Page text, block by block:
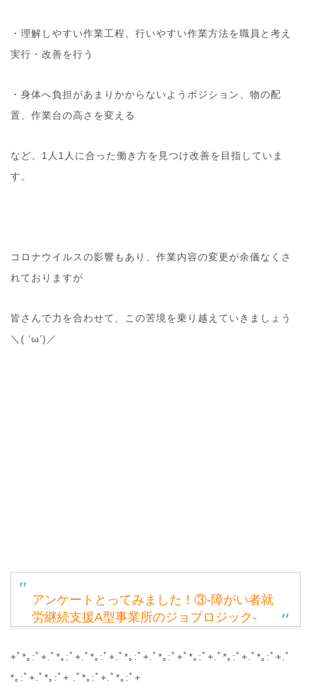
・理解しやすい作業工程、行いやすい作業方法を職員と考え
実行・改善を行う
・身体へ負担があまりかからないようポジション、物の配
置、作業台の高さを変える
など、1人1人に合った働き方を見つけ改善を目指していま
す。
コロナウイルスの影響もあり、作業内容の変更が余儀なくさ
れておりますが
皆さんで力を合わせて、この苦境を乗り越えていきましょう
＼( ‘ω’)／
アンケートとってみました！③-障がい者就
労継続支援A型事業所のジョブロジック-
+ﾟ*｡:ﾟ+.ﾟ*｡:ﾟ+.ﾟ*｡:ﾟ+.ﾟ*｡:ﾟ+.ﾟ*｡:ﾟ+ﾟ*｡:ﾟ+.ﾟ*｡:ﾟ+.ﾟ*｡:ﾟ+.ﾟ
*｡:ﾟ+.ﾟ*｡:ﾟ+ .ﾟ*｡:ﾟ+.ﾟ*｡:ﾟ+